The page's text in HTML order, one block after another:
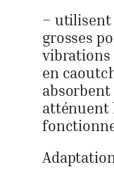
– utilisent
grosses
vibrations
en
atténuent